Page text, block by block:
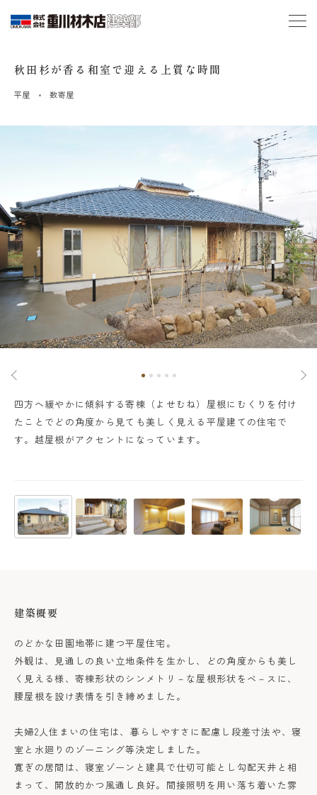
秋田杉が香る和室で迎える上質な時間
平屋 数寄屋
四方へ緩やかに傾斜する寄棟（よせむね）屋根にむくりを付け
たことでどの角度から見ても美しく見える平屋建ての住宅で
す。越屋根がアクセントになっています。
建築概要
のどかな田園地帯に建つ平屋住宅。
外観は、見通しの良い立地条件を生かし、どの角度からも美し
く見える様、寄棟形状のシンメトリ－な屋根形状をベ－スに、
腰屋根を設け表情を引き締めました。
夫婦2人住まいの住宅は、暮らしやすさに配慮し段差寸法や、寝
室と水廻りのゾーニング等決定しました。
寛ぎの居間は、寝室ゾーンと建具で仕切可能とし勾配天井と相
まって、開放的かつ風通し良好。間接照明を用い落ち着いた雰